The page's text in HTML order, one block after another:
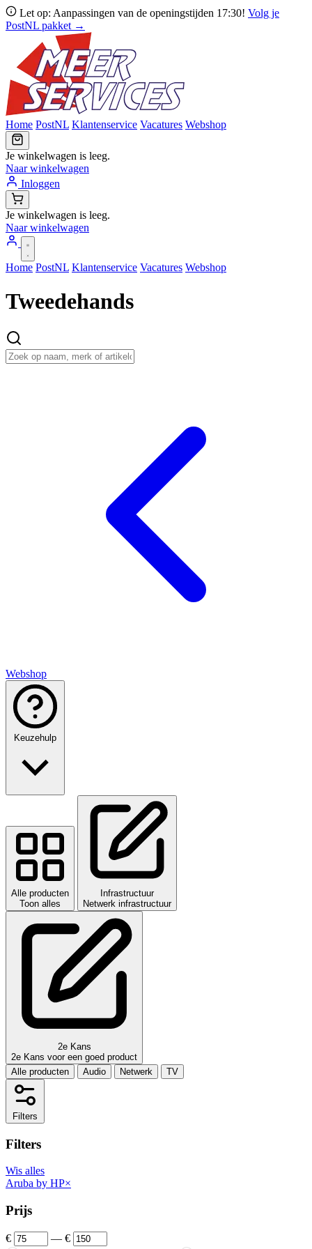
Let op: Aanpassingen van de openingstijden 17:30! Volg je
PostNL pakket →
Home PostNL Klantenservice Vacatures Webshop
Je winkelwagen is leeg.
Naar winkelwagen
Inloggen
Je winkelwagen is leeg.
Naar winkelwagen
Home PostNL Klantenservice Vacatures Webshop
Tweedehands
Webshop
Keuzehulp
Alle producten
Toon alles
Infrastructuur
Netwerk infrastructuur
2e Kans
2e Kans voor een goed product
Alle producten
Audio Netwerk TV
Filters
Filters
Wis alles
Aruba by HP×
Prijs
€ — €